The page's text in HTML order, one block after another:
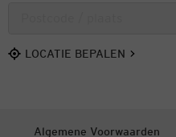
LOCATIE BEPALEN
Algemene Voorwaarden